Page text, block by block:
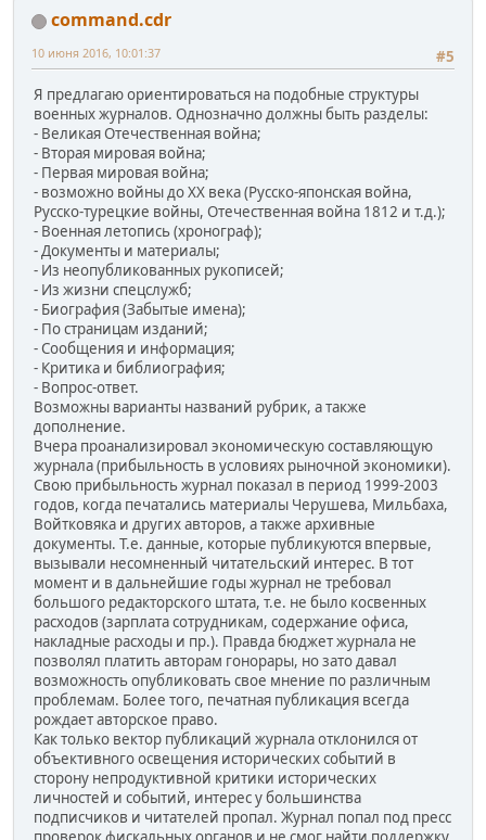
command.cdr
#5
10 июня 2016, 10:01:37
Я предлагаю ориентироваться на подобные структуры
военных журналов. Однозначно должны быть разделы:
- Великая Отечественная война;
- Вторая мировая война;
- Первая мировая война;
- возможно войны до ХХ века (Русско-японская война,
Русско-турецкие войны, Отечественная война 1812 и т.д.);
- Военная летопись (хронограф);
- Документы и материалы;
- Из неопубликованных рукописей;
- Из жизни спецслужб;
- Биография (Забытые имена);
- По страницам изданий;
- Сообщения и информация;
- Критика и библиография;
- Вопрос-ответ.
Возможны варианты названий рубрик, а также
дополнение.
Вчера проанализировал экономическую составляющую
журнала (прибыльность в условиях рыночной экономики).
Свою прибыльность журнал показал в период 1999-2003
годов, когда печатались материалы Черушева, Мильбаха,
Войтковяка и других авторов, а также архивные
документы. Т.е. данные, которые публикуются впервые,
вызывали несомненный читательский интерес. В тот
момент и в дальнейшие годы журнал не требовал
большого редакторского штата, т.е. не было косвенных
расходов (зарплата сотрудникам, содержание офиса,
накладные расходы и пр.). Правда бюджет журнала не
позволял платить авторам гонорары, но зато давал
возможность опубликовать свое мнение по различным
проблемам. Более того, печатная публикация всегда
рождает авторское право.
Как только вектор публикаций журнала отклонился от
объективного освещения исторических событий в
сторону непродуктивной критики исторических
личностей и событий, интерес у большинства
подписчиков и читателей пропал. Журнал попал под пресс